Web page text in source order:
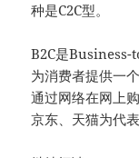
种是C2C型。
B2C是Business-
为消费者提供一
通过网络在网上
京东、天猫为代表